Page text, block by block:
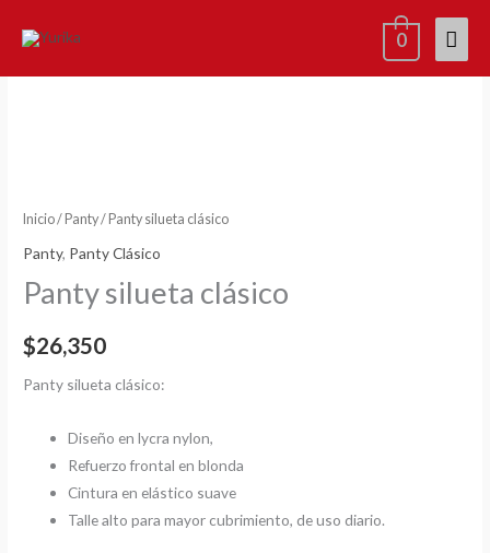
0
Inicio/ Panty/ Panty silueta clásico
Panty, Panty Clásico
Panty silueta clásico
$26,350
Panty silueta clásico:
Diseño en lycra nylon,
Refuerzo frontal en blonda
Cintura en elástico suave
Talle alto para mayor cubrimiento, de uso diario.
Panty